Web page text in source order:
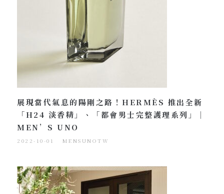
展現當代氣息的陽剛之路！HERMÈS 推出全新
「H24 淡香精」、「都會男士完整護理系列」｜
MEN’S UNO
2022-10-01 MENSUNOTW